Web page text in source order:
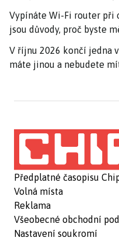
Vypínáte Wi-Fi router při
jsou důvody, proč byste
V říjnu 2026 končí jedna
máte jinou a nebudete
Předplatné časopisu
Volná místa
Reklama
Všeobecné obchodní
Nastavení soukromí